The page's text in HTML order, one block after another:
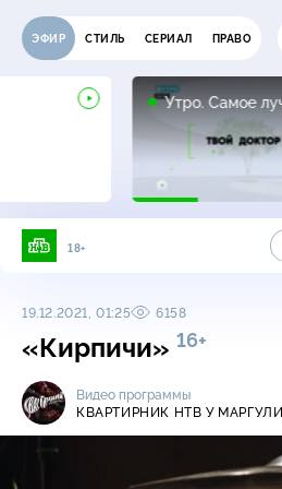
ЭФИР СТИЛЬ СЕРИАЛ ПРАВО
Утро. Самое
18+
19.12.2021, 01:25 6158
«Кирпичи» 16+
Видео программы
КВАРТИРНИК НТВ У